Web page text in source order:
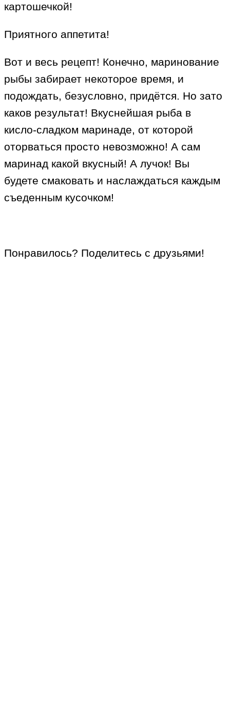
картошечкой!
Приятного аппетита!
Вот и весь рецепт! Конечно, маринование
рыбы забирает некоторое время, и
подождать, безусловно, придётся. Но зато
каков результат! Вкуснейшая рыба в
кисло-сладком маринаде, от которой
оторваться просто невозможно! А сам
маринад какой вкусный! А лучок! Вы
будете смаковать и наслаждаться каждым
съеденным кусочком!
Понравилось? Поделитесь с друзьями!